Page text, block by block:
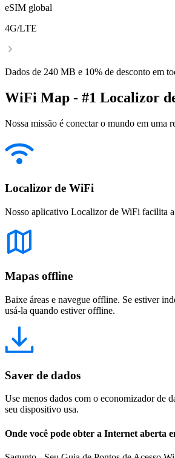
eSIM global
4G/LTE
Dados de 240 MB e 10% de desconto em
WiFi Map - #1 Localizor
Nossa missão é conectar o mundo em uma
Localizor de WiFi
Nosso aplicativo Localizor de WiFi facilita a
Mapas offline
Baixe áreas e navegue offline. Se estiver
usá-la quando estiver offline.
Saver de dados
Use menos dados com o economizador de
seu dispositivo usa.
Onde você pode obter a Internet aberta